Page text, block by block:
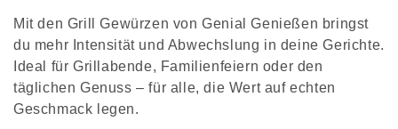
Mit den Grill Gewürzen von Genial Genießen bringst
du mehr Intensität und Abwechslung in deine Gerichte.
Ideal für Grillabende, Familienfeiern oder den
täglichen Genuss – für alle, die Wert auf echten
Geschmack legen.